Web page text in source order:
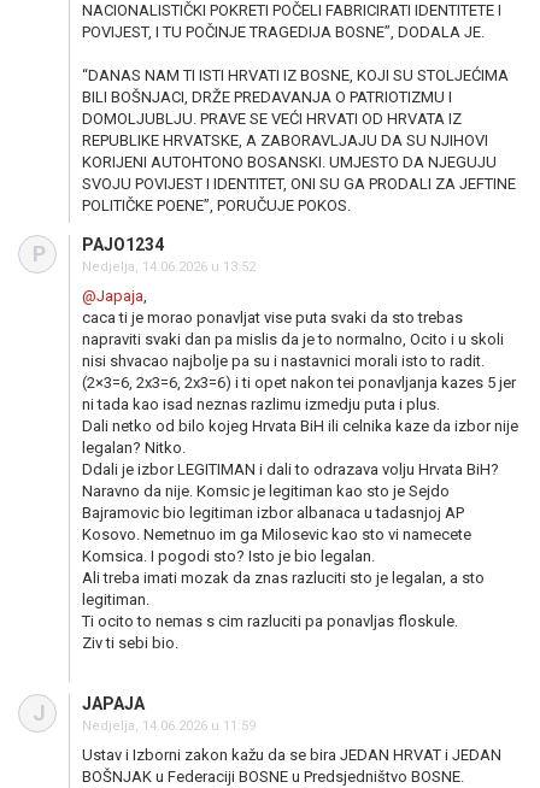
NACIONALISTIČKI POKRETI POČELI FABRICIRATI IDENTITETE I
POVIJEST, I TU POČINJE TRAGEDIJA BOSNE”, DODALA JE.
“DANAS NAM TI ISTI HRVATI IZ BOSNE, KOJI SU STOLJEĆIMA
BILI BOŠNJACI, DRŽE PREDAVANJA O PATRIOTIZMU I
DOMOLJUBLJU. PRAVE SE VEĆI HRVATI OD HRVATA IZ
REPUBLIKE HRVATSKE, A ZABORAVLJAJU DA SU NJIHOVI
KORIJENI AUTOHTONO BOSANSKI. UMJESTO DA NJEGUJU
SVOJU POVIJEST I IDENTITET, ONI SU GA PRODALI ZA JEFTINE
POLITIČKE POENE”, PORUČUJE POKOS.
P PAJO1234
Nedjelja, 14.06.2026 u 13:52
@Japaja,
caca ti je morao ponavljat vise puta svaki da sto trebas
napraviti svaki dan pa mislis da je to normalno, Ocito i u skoli
nisi shvacao najbolje pa su i nastavnici morali isto to radit.
(2×3=6, 2x3=6, 2x3=6) i ti opet nakon tei ponavljanja kazes 5 jer
ni tada kao isad neznas razlimu izmedju puta i plus.
Dali netko od bilo kojeg Hrvata BiH ili celnika kaze da izbor nije
legalan? Nitko.
Ddali je izbor LEGITIMAN i dali to odrazava volju Hrvata BiH?
Naravno da nije. Komsic je legitiman kao sto je Sejdo
Bajramovic bio legitiman izbor albanaca u tadasnjoj AP
Kosovo. Nemetnuo im ga Milosevic kao sto vi namecete
Komsica. I pogodi sto? Isto je bio legalan.
Ali treba imati mozak da znas razluciti sto je legalan, a sto
legitiman.
Ti ocito to nemas s cim razluciti pa ponavljas floskule.
Ziv ti sebi bio.
J JAPAJA
Nedjelja, 14.06.2026 u 11:59
Ustav i Izborni zakon kažu da se bira JEDAN HRVAT i JEDAN
BOŠNJAK u Federaciji BOSNE u Predsjedništvo BOSNE.